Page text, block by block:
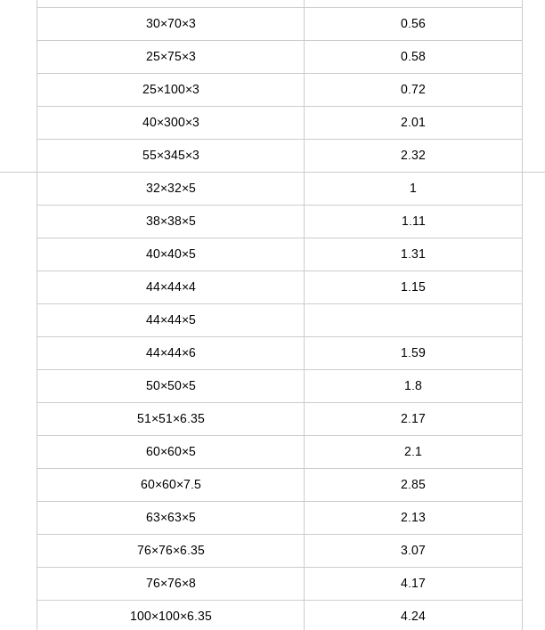
30×70×3 0.56
25×75×3 0.58
25×100×3 0.72
40×300×3 2.01
55×345×3 2.32
32×32×5 1
38×38×5 1.11
40×40×5 1.31
44×44×4 1.15
44×44×5
44×44×6 1.59
50×50×5 1.8
51×51×6.35 2.17
60×60×5 2.1
60×60×7.5 2.85
63×63×5 2.13
76×76×6.35 3.07
76×76×8 4.17
100×100×6.35 4.24